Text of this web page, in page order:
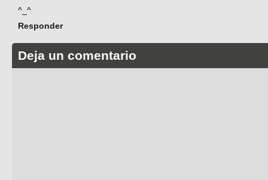
^_^
Responder
Deja un comentario